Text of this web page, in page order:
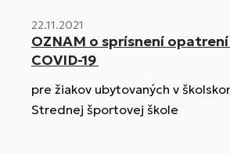
22.11.2021
OZNAM o sprísnení
COVID-19
pre žiakov ubytovaných v
Strednej športovej škole